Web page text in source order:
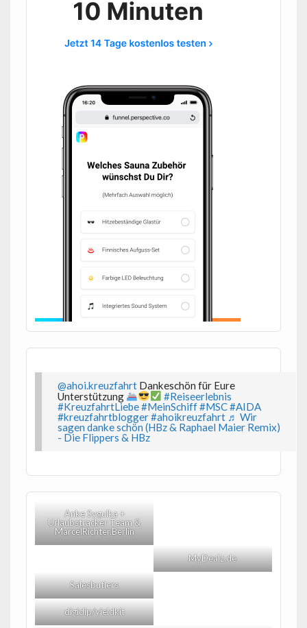
@ahoi.kreuzfahrt Dankeschön für Eure
Unterstützung
#Reiseerlebnis
#KreuzfahrtLiebe#MeinSchiff#MSC#AIDA
#kreuzfahrtblogger#ahoikreuzfahrt ♬ Wir
sagen danke schön (HBz & Raphael Maier Remix)
- Die Flippers & HBz
Anke Sygulka +
Urlaubstracker Team &
MarcelRichter.Berlin
MyDealz.de
Salesbutlers
digidip/yieldkit